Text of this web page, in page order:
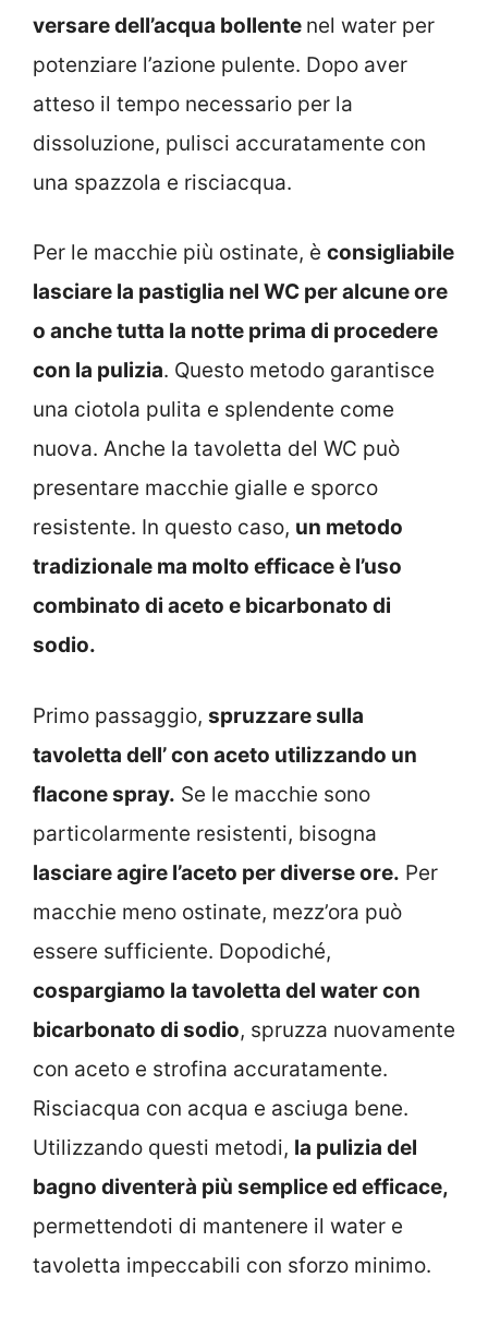
versare dell’acqua bollente nel water per
potenziare l’azione pulente. Dopo aver
atteso il tempo necessario per la
dissoluzione, pulisci accuratamente con
una spazzola e risciacqua.
Per le macchie più ostinate, è consigliabile
lasciare la pastiglia nel WC per alcune ore
o anche tutta la notte prima di procedere
con la pulizia. Questo metodo garantisce
una ciotola pulita e splendente come
nuova. Anche la tavoletta del WC può
presentare macchie gialle e sporco
resistente. In questo caso, un metodo
tradizionale ma molto efficace è l’uso
combinato di aceto e bicarbonato di
sodio.
Primo passaggio, spruzzare sulla
tavoletta dell’ con aceto utilizzando un
flacone spray. Se le macchie sono
particolarmente resistenti, bisogna
lasciare agire l’aceto per diverse ore. Per
macchie meno ostinate, mezz’ora può
essere sufficiente. Dopodiché,
cospargiamo la tavoletta del water con
bicarbonato di sodio, spruzza nuovamente
con aceto e strofina accuratamente.
Risciacqua con acqua e asciuga bene.
Utilizzando questi metodi, la pulizia del
bagno diventerà più semplice ed efficace,
permettendoti di mantenere il water e
tavoletta impeccabili con sforzo minimo.